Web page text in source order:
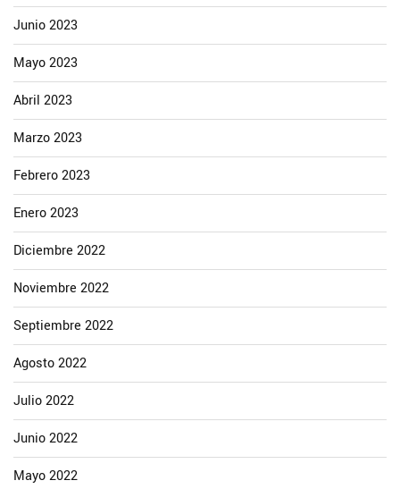
Junio 2023
Mayo 2023
Abril 2023
Marzo 2023
Febrero 2023
Enero 2023
Diciembre 2022
Noviembre 2022
Septiembre 2022
Agosto 2022
Julio 2022
Junio 2022
Mayo 2022